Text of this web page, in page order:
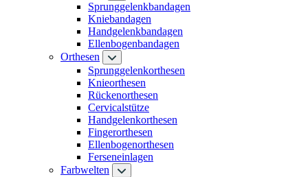
Sprunggelenkbandagen
Kniebandagen
Handgelenkbandagen
Ellenbogenbandagen
Orthesen
Sprunggelenkorthesen
Knieorthesen
Rückenorthesen
Cervicalstütze
Handgelenkorthesen
Fingerorthesen
Ellenbogenorthesen
Ferseneinlagen
Farbwelten